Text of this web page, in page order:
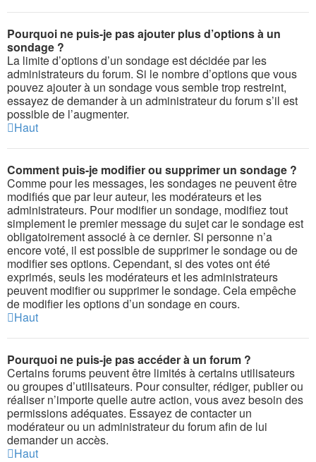
Pourquoi ne puis-je pas ajouter plus d’options à un
sondage ?
La limite d’options d’un sondage est décidée par les
administrateurs du forum. Si le nombre d’options que vous
pouvez ajouter à un sondage vous semble trop restreint,
essayez de demander à un administrateur du forum s’il est
possible de l’augmenter.
Haut
Comment puis-je modifier ou supprimer un sondage ?
Comme pour les messages, les sondages ne peuvent être
modifiés que par leur auteur, les modérateurs et les
administrateurs. Pour modifier un sondage, modifiez tout
simplement le premier message du sujet car le sondage est
obligatoirement associé à ce dernier. Si personne n’a
encore voté, il est possible de supprimer le sondage ou de
modifier ses options. Cependant, si des votes ont été
exprimés, seuls les modérateurs et les administrateurs
peuvent modifier ou supprimer le sondage. Cela empêche
de modifier les options d’un sondage en cours.
Haut
Pourquoi ne puis-je pas accéder à un forum ?
Certains forums peuvent être limités à certains utilisateurs
ou groupes d’utilisateurs. Pour consulter, rédiger, publier ou
réaliser n’importe quelle autre action, vous avez besoin des
permissions adéquates. Essayez de contacter un
modérateur ou un administrateur du forum afin de lui
demander un accès.
Haut